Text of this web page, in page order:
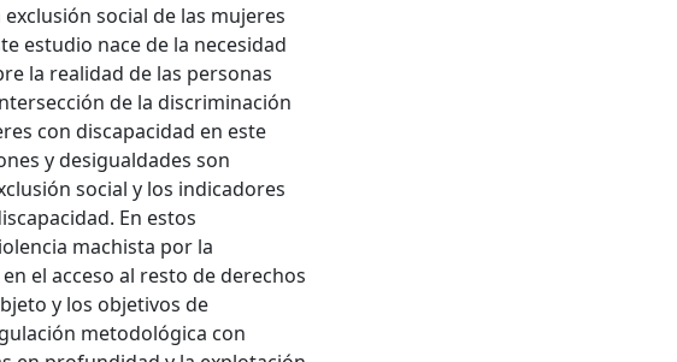
social de las mujeres
estudio nace de la necesidad
la realidad de las personas
de la discriminación
con discapacidad en este
y desigualdades son
social y los indicadores
En estos
machista por la
el acceso al resto de derechos
y los objetivos de
metodológica con